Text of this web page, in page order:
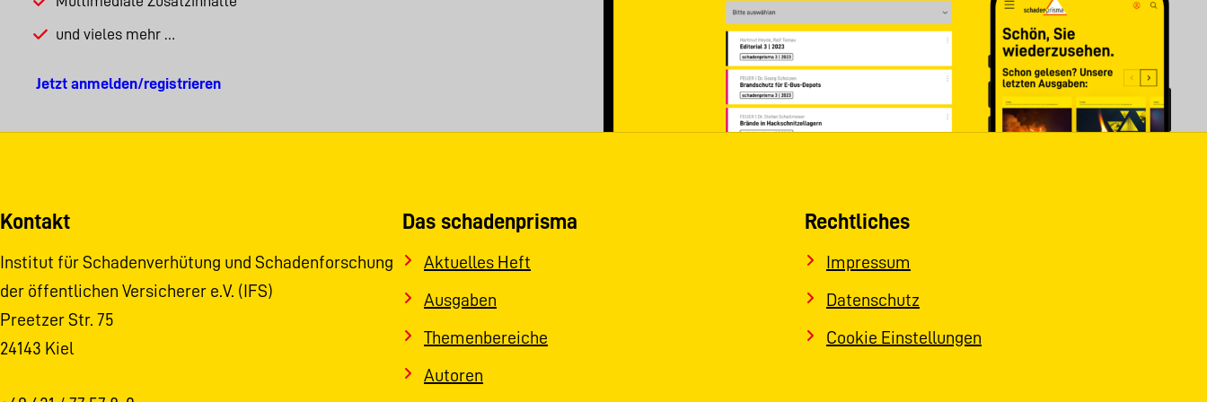
und vieles mehr …
Jetzt anmelden/registrieren
Kontakt
Institut für Schadenverhütung und Schadenforschung
der öffentlichen Versicherer e.V. (IFS)
Preetzer Str. 75
24143 Kiel
Das schadenprisma
Aktuelles Heft
Ausgaben
Themenbereiche
Autoren
Rechtliches
Impressum
Datenschutz
Cookie Einstellungen